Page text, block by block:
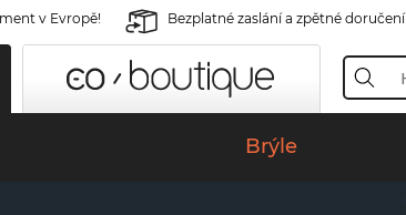
v Evropě! Bezplatné zaslání a zpětné doručení
Brýle